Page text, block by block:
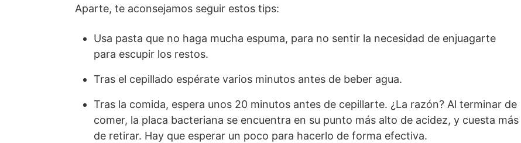
Aparte, te aconsejamos seguir estos tips:
Usa pasta que no haga mucha espuma, para no sentir la necesidad de enjuagarte
para escupir los restos.
Tras el cepillado espérate varios minutos antes de beber agua.
Tras la comida, espera unos 20 minutos antes de cepillarte. ¿La razón? Al terminar de
comer, la placa bacteriana se encuentra en su punto más alto de acidez, y cuesta más
de retirar. Hay que esperar un poco para hacerlo de forma efectiva.